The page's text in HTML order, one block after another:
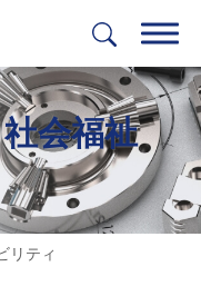
会福祉
リティ
語 Deutsch